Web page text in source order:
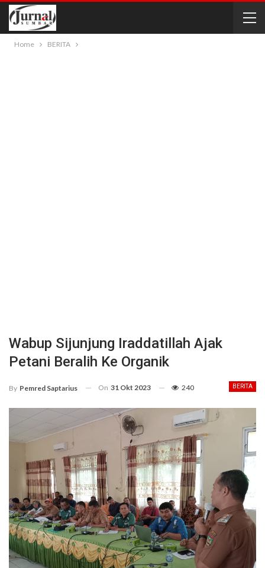
Home BERITA
Wabup Sijunjung Iraddatillah Ajak
Petani Beralih Ke Organik
BERITA
By Pemred Saptarius On 31 Okt 2023 240